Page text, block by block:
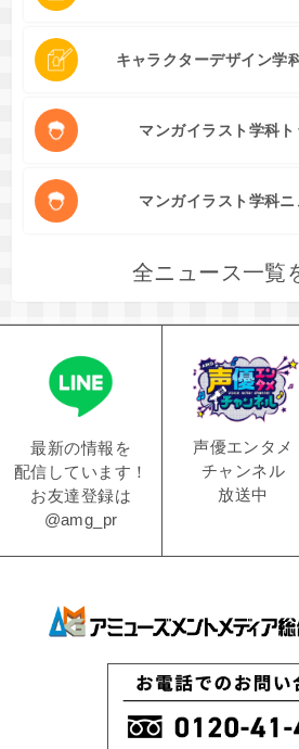
キャラクターデザイン学
マンガイラスト学科
マンガイラスト学科
全ニュース一覧
最新の情報を
配信しています！
お友達登録は
@amg_pr
声優エンタメ
チャンネル
放送中